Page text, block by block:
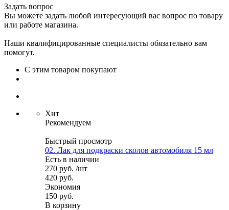
Задать вопрос
Вы можете задать любой интересующий вас вопрос по товару
или работе магазина.
Наши квалифицированные специалисты обязательно вам
помогут.
С этим товаром покупают
Хит
Рекомендуем
Быстрый просмотр
02. Лак для подкраски сколов автомобиля 15 мл
Есть в наличии
270 руб. /шт
420 руб.
Экономия
150 руб.
В корзину